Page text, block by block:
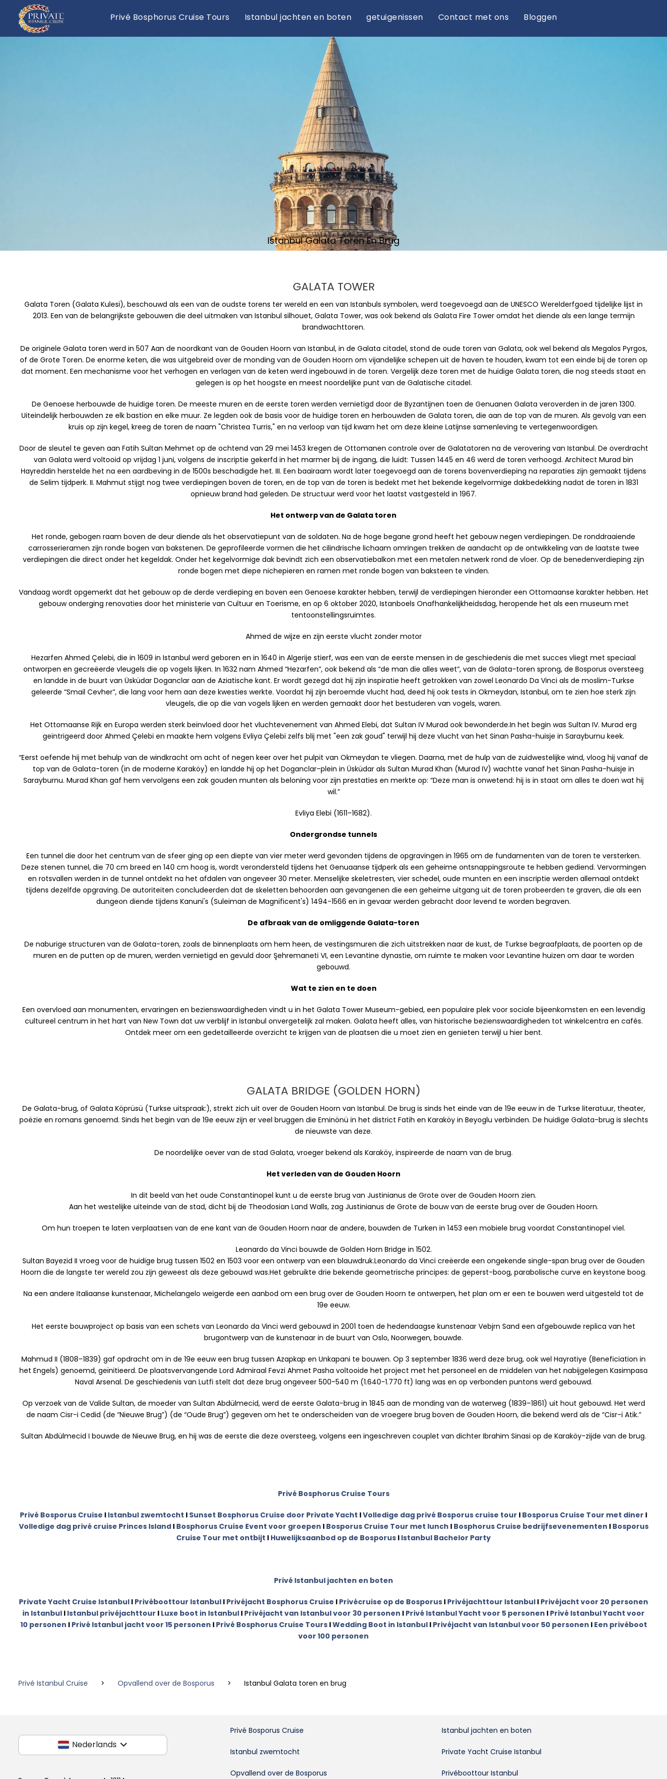
Privé Bosphorus Cruise Tours Istanbul jachten en boten getuigenissen Contact met ons Bloggen
Istanbul Galata Toren En Brug
GALATA TOWER
Galata Toren (Galata Kulesi), beschouwd als een van de oudste torens ter wereld en een van Istanbuls symbolen, werd toegevoegd aan de UNESCO Werelderfgoed tijdelijke lijst in
2013. Een van de belangrijkste gebouwen die deel uitmaken van Istanbul silhouet, Galata Tower, was ook bekend als Galata Fire Tower omdat het diende als een lange termijn
brandwachttoren.
De originele Galata toren werd in 507 Aan de noordkant van de Gouden Hoorn van Istanbul, in de Galata citadel, stond de oude toren van Galata, ook wel bekend als Megalos Pyrgos,
of de Grote Toren. De enorme keten, die was uitgebreid over de monding van de Gouden Hoorn om vijandelijke schepen uit de haven te houden, kwam tot een einde bij de toren op
dat moment. Een mechanisme voor het verhogen en verlagen van de keten werd ingebouwd in de toren. Vergelijk deze toren met de huidige Galata toren, die nog steeds staat en
gelegen is op het hoogste en meest noordelijke punt van de Galatische citadel.
De Genoese herbouwde de huidige toren. De meeste muren en de eerste toren werden vernietigd door de Byzantijnen toen de Genuanen Galata veroverden in de jaren 1300.
Uiteindelijk herbouwden ze elk bastion en elke muur. Ze legden ook de basis voor de huidige toren en herbouwden de Galata toren, die aan de top van de muren. Als gevolg van een
kruis op zijn kegel, kreeg de toren de naam "Christea Turris," en na verloop van tijd kwam het om deze kleine Latijnse samenleving te vertegenwoordigen.
Door de sleutel te geven aan Fatih Sultan Mehmet op de ochtend van 29 mei 1453 kregen de Ottomanen controle over de Galatatoren na de verovering van Istanbul. De overdracht
van Galata werd voltooid op vrijdag 1 juni, volgens de inscriptie gekerfd in het marmer bij de ingang, die luidt: Tussen 1445 en 46 werd de toren verhoogd. Architect Murad bin
Hayreddin herstelde het na een aardbeving in de 1500s beschadigde het. III. Een baairaam wordt later toegevoegd aan de torens bovenverdieping na reparaties zijn gemaakt tijdens
de Selim tijdperk. II. Mahmut stijgt nog twee verdiepingen boven de toren, en de top van de toren is bedekt met het bekende kegelvormige dakbedekking nadat de toren in 1831
opnieuw brand had geleden. De structuur werd voor het laatst vastgesteld in 1967.
Het ontwerp van de Galata toren
Het ronde, gebogen raam boven de deur diende als het observatiepunt van de soldaten. Na de hoge begane grond heeft het gebouw negen verdiepingen. De ronddraaiende
carrosserieramen zijn ronde bogen van bakstenen. De geprofileerde vormen die het cilindrische lichaam omringen trekken de aandacht op de ontwikkeling van de laatste twee
verdiepingen die direct onder het kegeldak. Onder het kegelvormige dak bevindt zich een observatiebalkon met een metalen netwerk rond de vloer. Op de benedenverdieping zijn
ronde bogen met diepe nichepieren en ramen met ronde bogen van baksteen te vinden.
Vandaag wordt opgemerkt dat het gebouw op de derde verdieping en boven een Genoese karakter hebben, terwijl de verdiepingen hieronder een Ottomaanse karakter hebben. Het
gebouw onderging renovaties door het ministerie van Cultuur en Toerisme, en op 6 oktober 2020, Istanboels Onafhankelijkheidsdag, heropende het als een museum met
tentoonstellingsruimtes.
Ahmed de wijze en zijn eerste vlucht zonder motor
Hezarfen Ahmed Çelebi, die in 1609 in Istanbul werd geboren en in 1640 in Algerije stierf, was een van de eerste mensen in de geschiedenis die met succes vliegt met speciaal
ontworpen en gecreëerde vleugels die op vogels lijken. In 1632 nam Ahmed “Hezarfen”, ook bekend als “de man die alles weet”, van de Galata-toren sprong, de Bosporus oversteeg
en landde in de buurt van Üsküdar Doganclar aan de Aziatische kant. Er wordt gezegd dat hij zijn inspiratie heeft getrokken van zowel Leonardo Da Vinci als de moslim-Turkse
geleerde “Smail Cevher”, die lang voor hem aan deze kwesties werkte. Voordat hij zijn beroemde vlucht had, deed hij ook tests in Okmeydan, Istanbul, om te zien hoe sterk zijn
vleugels, die op die van vogels lijken en werden gemaakt door het bestuderen van vogels, waren.
Het Ottomaanse Rijk en Europa werden sterk beïnvloed door het vluchtevenement van Ahmed Elebi, dat Sultan IV Murad ook bewonderde.In het begin was Sultan IV. Murad erg
geïntrigeerd door Ahmed Çelebi en maakte hem volgens Evliya Çelebi zelfs blij met "een zak goud" terwijl hij deze vlucht van het Sinan Pasha-huisje in Sarayburnu keek.
“Eerst oefende hij met behulp van de windkracht om acht of negen keer over het pulpit van Okmeydan te vliegen. Daarna, met de hulp van de zuidwestelijke wind, vloog hij vanaf de
top van de Galata-toren (in de moderne Karaköy) en landde hij op het Doganclar-plein in Üsküdar als Sultan Murad Khan (Murad IV) wachtte vanaf het Sinan Pasha-huisje in
Sarayburnu. Murad Khan gaf hem vervolgens een zak gouden munten als beloning voor zijn prestaties en merkte op: “Deze man is onwetend: hij is in staat om alles te doen wat hij
wil.”
Evliya Elebi (1611–1682).
Ondergrondse tunnels
Een tunnel die door het centrum van de sfeer ging op een diepte van vier meter werd gevonden tijdens de opgravingen in 1965 om de fundamenten van de toren te versterken.
Deze stenen tunnel, die 70 cm breed en 140 cm hoog is, wordt verondersteld tijdens het Genuaanse tijdperk als een geheime ontsnappingsroute te hebben gediend. Vervormingen
en rotsvallen werden in de tunnel ontdekt na het afdalen van ongeveer 30 meter. Menselijke skeletresten, vier schedel, oude munten en een inscriptie werden allemaal ontdekt
tijdens dezelfde opgraving. De autoriteiten concludeerden dat de skeletten behoorden aan gevangenen die een geheime uitgang uit de toren probeerden te graven, die als een
dungeon diende tijdens Kanuni's (Suleiman de Magnificent's) 1494-1566 en in gevaar werden gebracht door levend te worden begraven.
De afbraak van de omliggende Galata-toren
De naburige structuren van de Galata-toren, zoals de binnenplaats om hem heen, de vestingsmuren die zich uitstrekken naar de kust, de Turkse begraafplaats, de poorten op de
muren en de putten op de muren, werden vernietigd en gevuld door Şehremaneti VI, een Levantine dynastie, om ruimte te maken voor Levantine huizen om daar te worden
gebouwd.
Wat te zien en te doen
Een overvloed aan monumenten, ervaringen en bezienswaardigheden vindt u in het Galata Tower Museum-gebied, een populaire plek voor sociale bijeenkomsten en een levendig
cultureel centrum in het hart van New Town dat uw verblijf in Istanbul onvergetelijk zal maken. Galata heeft alles, van historische bezienswaardigheden tot winkelcentra en cafés.
Ontdek meer om een gedetailleerde overzicht te krijgen van de plaatsen die u moet zien en genieten terwijl u hier bent.
GALATA BRIDGE (GOLDEN HORN)
De Galata-brug, of Galata Köprüsü (Turkse uitspraak:), strekt zich uit over de Gouden Hoorn van Istanbul. De brug is sinds het einde van de 19e eeuw in de Turkse literatuur, theater,
poëzie en romans genoemd. Sinds het begin van de 19e eeuw zijn er veel bruggen die Eminönü in het district Fatih en Karaköy in Beyoglu verbinden. De huidige Galata-brug is slechts
de nieuwste van deze.
De noordelijke oever van de stad Galata, vroeger bekend als Karaköy, inspireerde de naam van de brug.
Het verleden van de Gouden Hoorn
In dit beeld van het oude Constantinopel kunt u de eerste brug van Justinianus de Grote over de Gouden Hoorn zien.
Aan het westelijke uiteinde van de stad, dicht bij de Theodosian Land Walls, zag Justinianus de Grote de bouw van de eerste brug over de Gouden Hoorn.
Om hun troepen te laten verplaatsen van de ene kant van de Gouden Hoorn naar de andere, bouwden de Turken in 1453 een mobiele brug voordat Constantinopel viel.
Leonardo da Vinci bouwde de Golden Horn Bridge in 1502.
Sultan Bayezid II vroeg voor de huidige brug tussen 1502 en 1503 voor een ontwerp van een blauwdruk.Leonardo da Vinci creëerde een ongekende single-span brug over de Gouden
Hoorn die de langste ter wereld zou zijn geweest als deze gebouwd was.Het gebruikte drie bekende geometrische principes: de geperst-boog, parabolische curve en keystone boog.
Na een andere Italiaanse kunstenaar, Michelangelo weigerde een aanbod om een brug over de Gouden Hoorn te ontwerpen, het plan om er een te bouwen werd uitgesteld tot de
19e eeuw.
Het eerste bouwproject op basis van een schets van Leonardo da Vinci werd gebouwd in 2001 toen de hedendaagse kunstenaar Vebjrn Sand een afgebouwde replica van het
brugontwerp van de kunstenaar in de buurt van Oslo, Noorwegen, bouwde.
Mahmud II (1808–1839) gaf opdracht om in de 19e eeuw een brug tussen Azapkap en Unkapani te bouwen. Op 3 september 1836 werd deze brug, ook wel Hayratiye (Beneficiation in
het Engels) genoemd, geïnitieerd. De plaatsvervangende Lord Admiraal Fevzi Ahmet Pasha voltooide het project met het personeel en de middelen van het nabijgelegen Kasimpasa
Naval Arsenal. De geschiedenis van Lutfi stelt dat deze brug ongeveer 500-540 m (1.640-1.770 ft) lang was en op verbonden puntons werd gebouwd.
Op verzoek van de Valide Sultan, de moeder van Sultan Abdülmecid, werd de eerste Galata-brug in 1845 aan de monding van de waterweg (1839–1861) uit hout gebouwd. Het werd
de naam Cisr-i Cedid (de “Nieuwe Brug”) (de “Oude Brug”) gegeven om het te onderscheiden van de vroegere brug boven de Gouden Hoorn, die bekend werd als de “Cisr-i Atik.”
Sultan Abdülmecid I bouwde de Nieuwe Brug, en hij was de eerste die deze oversteeg, volgens een ingeschreven couplet van dichter Ibrahim Sinasi op de Karaköy-zijde van de brug.
Privé Bosphorus Cruise Tours
Privé Bosporus Cruise I Istanbul zwemtocht I Sunset Bosphorus Cruise door Private Yacht IVolledige dag privé Bosporus cruise tour I Bosporus Cruise Tour met diner I
Volledige dag privé cruise Princes IslandI Bosphorus Cruise Event voor groepen I Bosporus Cruise Tour met lunch I Bosphorus Cruise bedrijfsevenementen I Bosporus
Cruise Tour met ontbijt I Huwelijksaanbod op de Bosporus I Istanbul Bachelor Party
Privé Istanbul jachten en boten
Private Yacht Cruise Istanbul I Privéboottour Istanbul I Privéjacht Bosphorus Cruise I Privécruise op de Bosporus I Privéjachttour Istanbul I Privéjacht voor 20 personen
in Istanbul I Istanbul privéjachttour I Luxe boot in Istanbul I Privéjacht van Istanbul voor 30 personen I Privé Istanbul Yacht voor 5 personen I Privé Istanbul Yacht voor
10 personen I Privé Istanbul jacht voor 15 personen I Privé Bosphorus Cruise ToursIWedding Boot in IstanbulI Privéjacht van Istanbul voor 50 personen I Een privéboot
voor 100 personen
Privé Istanbul Cruise > Opvallend over de Bosporus > Istanbul Galata toren en brug
Nederlands
Privé Bosporus Cruise
Istanbul zwemtocht
Opvallend over de Bosporus
Istanbul jachten en boten
Private Yacht Cruise Istanbul
Privéboottour Istanbul